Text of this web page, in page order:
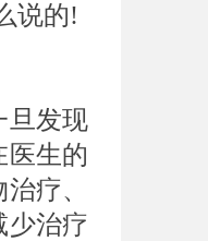
说的!
发现
医生的
疗、
少治疗